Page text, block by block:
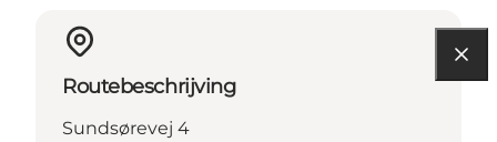
Routebeschrijving
Sundsørevej 4